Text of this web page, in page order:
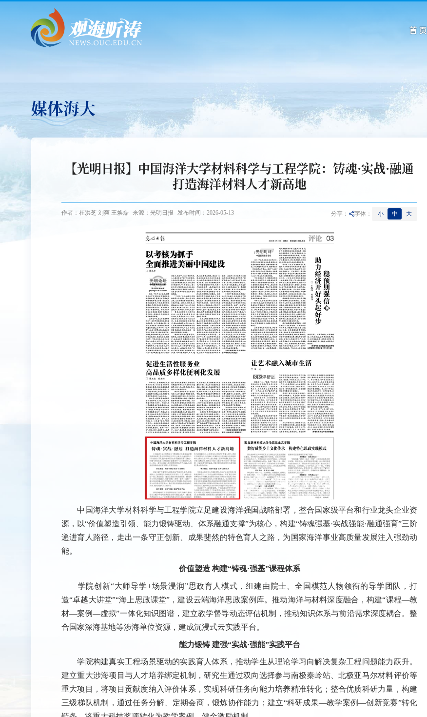
首 页
媒体海大
【光明日报】中国海洋大学材料科学与工程学院：铸魂·实战·融通
打造海洋材料人才新高地
作者：崔洪芝 刘爽 王焕磊 来源：光明日报 发布时间：2026-05-13 分享： 字体： 小 中 大
中国海洋大学材料科学与工程学院立足建设海洋强国战略部署，整合国家级平台和行业龙头企业资
源，以“价值塑造引领、能力锻铸驱动、体系融通支撑”为核心，构建“铸魂强基·实战强能·融通强育”三阶
递进育人路径，走出一条守正创新、成果斐然的特色育人之路，为国家海洋事业高质量发展注入强劲动
能。
价值塑造 构建“铸魂·强基”课程体系
学院创新“大师导学+场景浸润”思政育人模式，组建由院士、全国模范人物领衔的导学团队，打
造“卓越大讲堂”“海上思政课堂”，建设云端海洋思政案例库。推动海洋与材料深度融合，构建“课程—教
材—案例—虚拟”一体化知识图谱，建立教学督导动态评估机制，推动知识体系与前沿需求深度耦合。整
合国家深海基地等涉海单位资源，建成沉浸式云实践平台。
能力锻铸 建强“实战·强能”实践平台
学院构建真实工程场景驱动的实践育人体系，推动学生从理论学习向解决复杂工程问题能力跃升。
建立重大涉海项目与人才培养绑定机制，研究生通过双向选择参与南极秦岭站、北极亚马尔材料评价等
重大项目，将项目贡献度纳入评价体系，实现科研任务向能力培养精准转化；整合优质科研力量，构建
三级梯队机制，通过任务分解、定期会商，锻炼协作能力；建立“科研成果—教学案例—创新竞赛”转化